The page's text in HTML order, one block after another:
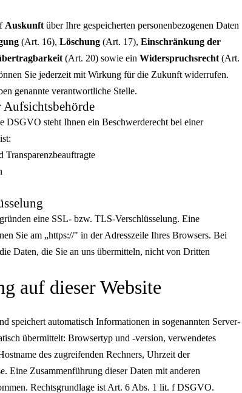
Auskunft über Ihre gespeicherten personenbezogenen Daten
(Art. 16), Löschung (Art. 17), Einschränkung der
(Art. 20) sowie ein Widerspruchsrecht (Art.
Sie jederzeit mit Wirkung für die Zukunft widerrufen.
genannte verantwortliche Stelle.
Aufsichtsbehörde
DSGVO steht Ihnen ein Beschwerderecht bei einer
Transparenzbeauftragte
eine SSL- bzw. TLS-Verschlüsselung. Eine
Sie am „https://" in der Adresszeile Ihres Browsers. Bei
Daten, die Sie an uns übermitteln, nicht von Dritten
auf dieser Website
speichert automatisch Informationen in sogenannten Server-
übermittelt: Browsertyp und -version, verwendetes
des zugreifenden Rechners, Uhrzeit der
Eine Zusammenführung dieser Daten mit anderen
Rechtsgrundlage ist Art. 6 Abs. 1 lit. f DSGVO.